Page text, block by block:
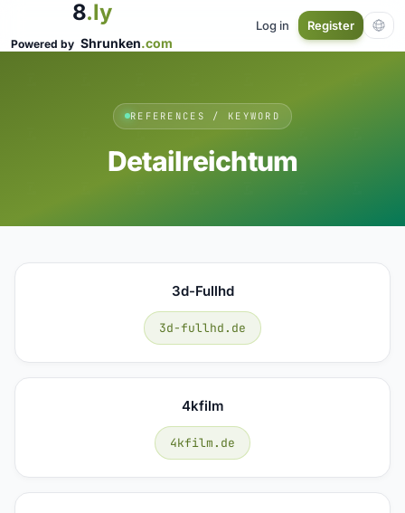
8.ly
Powered by Shrunken.com
Log in Register
REFERENCES / KEYWORD
Detailreichtum
3d-Fullhd
3d-fullhd.de
4kfilm
4kfilm.de